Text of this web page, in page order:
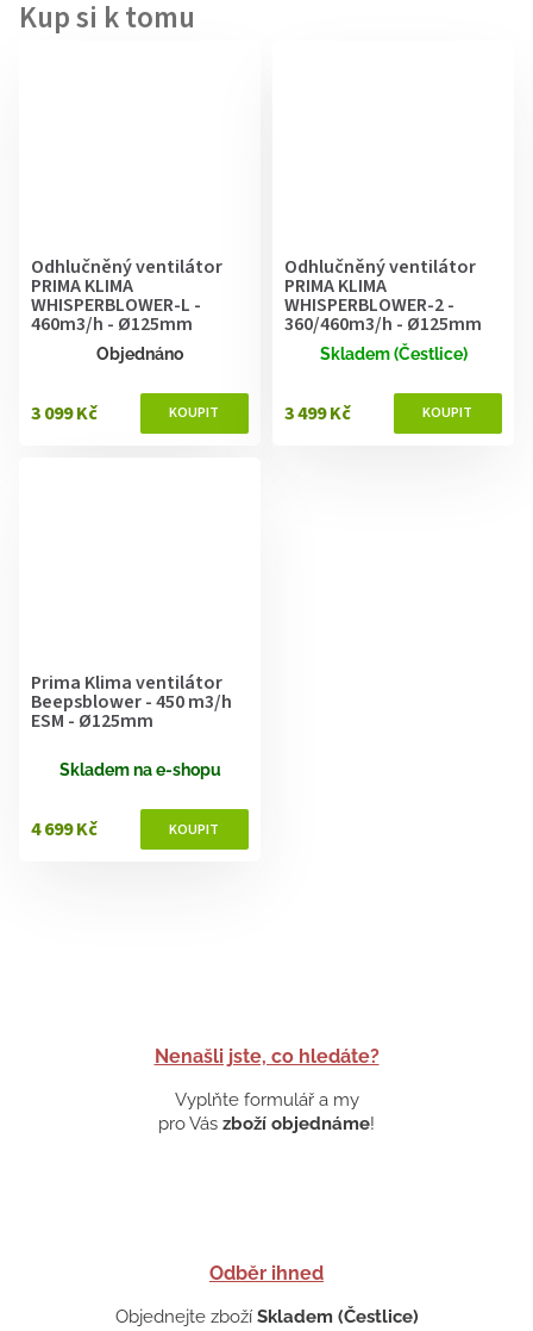
Nenašli jste, co hledáte?
Vyplňte formulář a my
pro Vás zboží objednáme!
Odběr ihned
Objednejte zboží Skladem (Čestlice)
Odhlučněný ventilátor
PRIMA KLIMA
WHISPERBLOWER-L -
460m3/h - Ø125mm
Objednáno
3 099 Kč
Odhlučněný ventilátor
PRIMA KLIMA
WHISPERBLOWER-2 -
360/460m3/h - Ø125mm
Skladem (Čestlice)
3 499 Kč
Prima Klima ventilátor
Beepsblower - 450 m3/h
ESM - Ø125mm
Skladem na e-shopu
4 699 Kč